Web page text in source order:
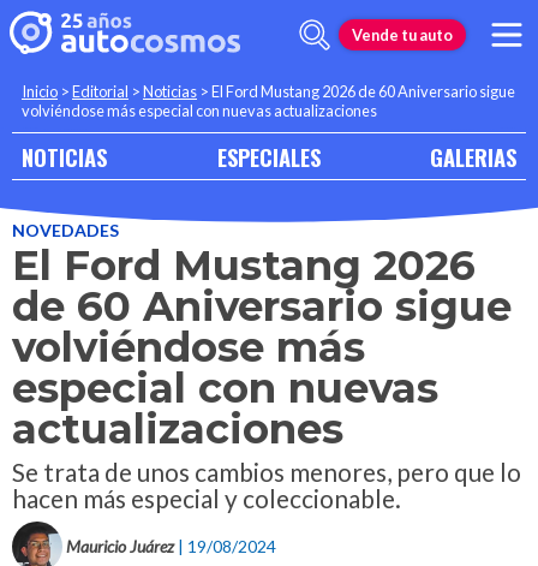
Vende tu auto
Inicio >Editorial >Noticias >El Ford Mustang 2026 de 60 Aniversario sigue
volviéndose más especial con nuevas actualizaciones
NOTICIAS ESPECIALES GALERIAS
NOVEDADES
El Ford Mustang 2026
de 60 Aniversario sigue
volviéndose más
especial con nuevas
actualizaciones
Se trata de unos cambios menores, pero que lo
hacen más especial y coleccionable.
Mauricio Juárez | 19/08/2024